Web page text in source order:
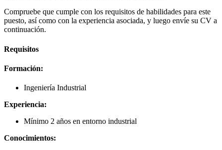
Compruebe que cumple con los requisitos de habilidades para este
puesto, así como con la experiencia asociada, y luego envíe su CV a
continuación.
Requisitos
Formación:
Ingeniería Industrial
Experiencia:
Mínimo 2 años en entorno industrial
Conocimientos: